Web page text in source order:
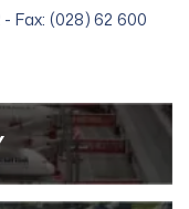
Fax: (028) 62 600